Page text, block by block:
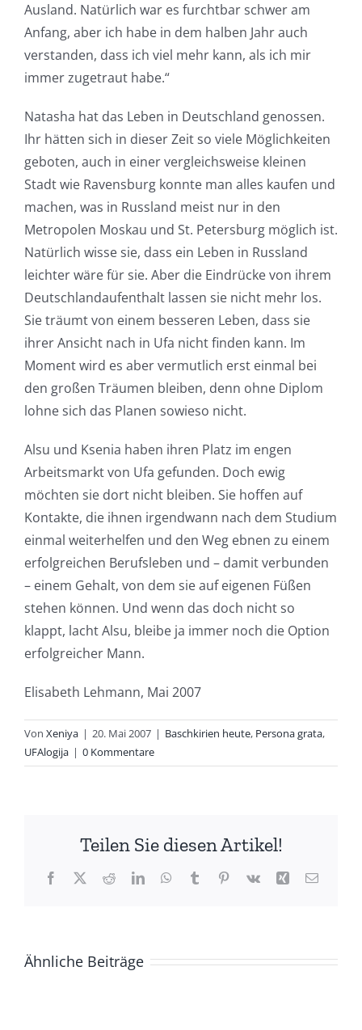
Ausland. Natürlich war es furchtbar schwer am
Anfang, aber ich habe in dem halben Jahr auch
verstanden, dass ich viel mehr kann, als ich mir
immer zugetraut habe.“
Natasha hat das Leben in Deutschland genossen.
Ihr hätten sich in dieser Zeit so viele Möglichkeiten
geboten, auch in einer vergleichsweise kleinen
Stadt wie Ravensburg konnte man alles kaufen und
machen, was in Russland meist nur in den
Metropolen Moskau und St. Petersburg möglich ist.
Natürlich wisse sie, dass ein Leben in Russland
leichter wäre für sie. Aber die Eindrücke von ihrem
Deutschlandaufenthalt lassen sie nicht mehr los.
Sie träumt von einem besseren Leben, dass sie
ihrer Ansicht nach in Ufa nicht finden kann. Im
Moment wird es aber vermutlich erst einmal bei
den großen Träumen bleiben, denn ohne Diplom
lohne sich das Planen sowieso nicht.
Alsu und Ksenia haben ihren Platz im engen
Arbeitsmarkt von Ufa gefunden. Doch ewig
möchten sie dort nicht bleiben. Sie hoffen auf
Kontakte, die ihnen irgendwann nach dem Studium
einmal weiterhelfen und den Weg ebnen zu einem
erfolgreichen Berufsleben und – damit verbunden
– einem Gehalt, von dem sie auf eigenen Füßen
stehen können. Und wenn das doch nicht so
klappt, lacht Alsu, bleibe ja immer noch die Option
erfolgreicher Mann.
Elisabeth Lehmann, Mai 2007
Von Xeniya | 20. Mai 2007 | Baschkirien heute, Persona grata,
UFAlogija | 0 Kommentare
Teilen Sie diesen Artikel!
Facebook
X RedditLinkedInWhatsApp
TumblrPinterest
Vk Xing E-
Ähnliche Beiträge